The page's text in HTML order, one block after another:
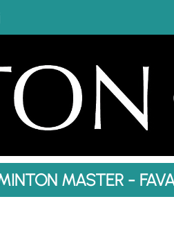
MASTER -